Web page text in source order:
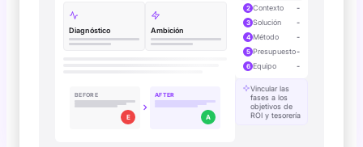
Diagnóstico Ambición
BEFORE
E
AFTER
A
2 Contexto -
3 Solución -
4 Método -
5 Presupuesto-
6 Equipo -
Vincular las
fases a los
objetivos de
ROI y tesorería